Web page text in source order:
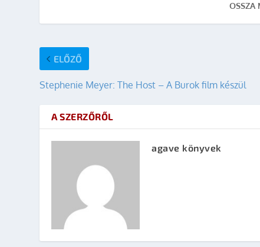
OSSZA
ELŐZŐ
Stephenie Meyer: The Host – A Burok film készül
A SZERZŐRŐL
agave könyvek